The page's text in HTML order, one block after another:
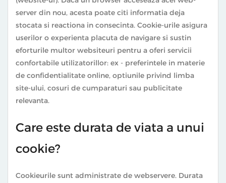
server din nou, acesta poate citi informatia deja
stocata si reactiona in consecinta. Cookie-urile asigura
userilor o experienta placuta de navigare si sustin
eforturile multor websiteuri pentru a oferi servicii
confortabile utilizatorillor: ex - preferintele in materie
de confidentialitate online, optiunile privind limba
site-ului, cosuri de cumparaturi sau publicitate
relevanta.
Care este durata de viata a unui
cookie?
Cookieurile sunt administrate de webservere. Durata